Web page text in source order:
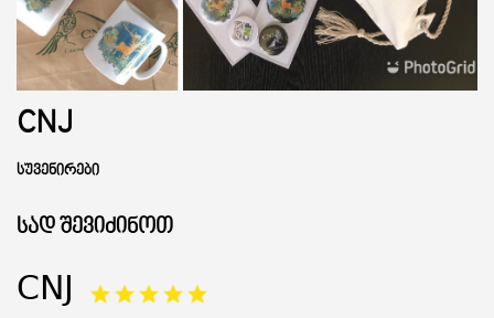
ᲒᲐᲜᲗᲐᲕᲡᲔᲑᲐ ᲓᲐ ᲙᲕᲔᲑᲐ
ᲡᲐᲧᲘᲓᲔᲚᲘ ᲜᲘᲕᲗᲔᲑᲘ
CNJ
ᲡᲣᲕᲔᲜᲘᲠᲔᲑᲘ
ᲡᲐᲓ ᲨᲔᲕᲘᲫᲘᲜᲝᲗ
CNJ